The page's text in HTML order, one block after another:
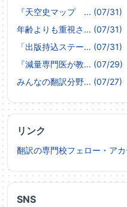
SNS
『天空史マップ ... (07/31)
年齢よりも重視さ... (07/31)
「出版持込ステー... (07/31)
『減量専門医が教... (07/29)
みんなの翻訳分野... (07/27)
リンク
翻訳の専門校フェロー・ア